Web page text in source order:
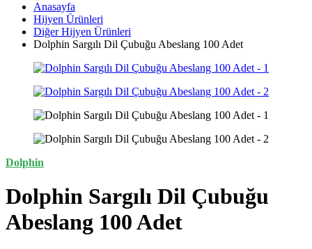
Anasayfa
Hijyen Ürünleri
Diğer Hijyen Ürünleri
Dolphin Sargılı Dil Çubuğu Abeslang 100 Adet
Dolphin
Dolphin Sargılı Dil Çubuğu
Abeslang 100 Adet